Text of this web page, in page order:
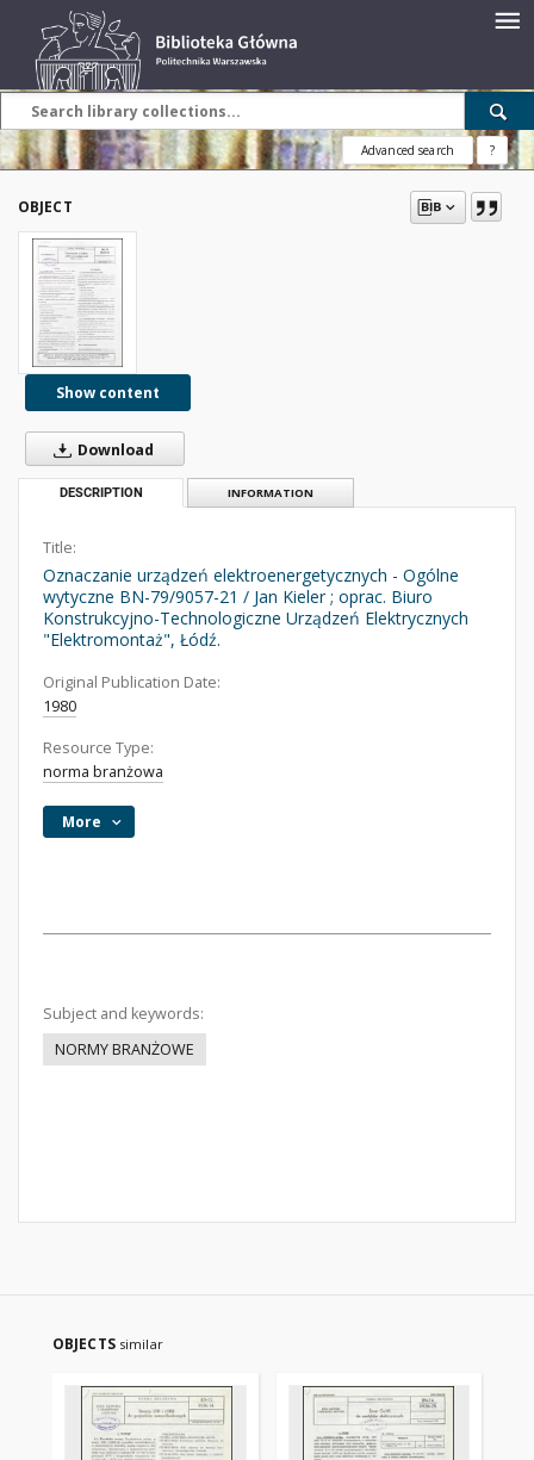
Advanced search ?
OBJECT
Show content
Download
DESCRIPTION INFORMATION
Title:
Oznaczanie urządzeń elektroenergetycznych - Ogólne
wytyczne BN-79/9057-21 / Jan Kieler ; oprac. Biuro
Konstrukcyjno-Technologiczne Urządzeń Elektrycznych
"Elektromontaż", Łódź.
Original Publication Date:
1980
Resource Type:
norma branżowa
More
Subject and keywords:
NORMY BRANŻOWE
OBJECTS similar